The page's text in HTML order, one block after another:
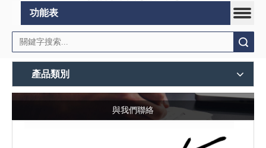
功能表
產品類別
與我們聯絡